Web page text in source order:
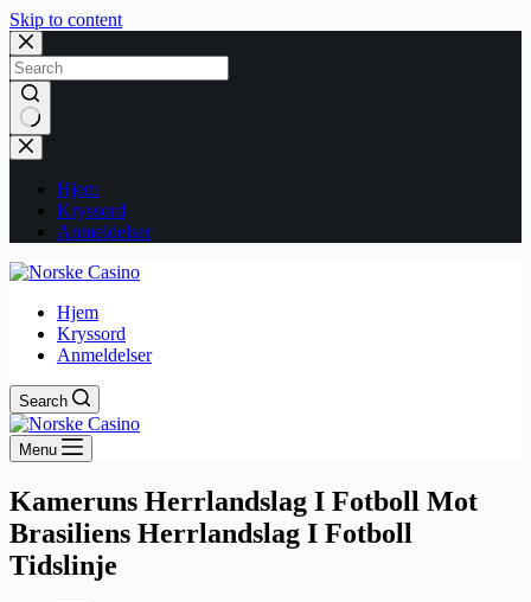
Skip to content
No
results
Hjem
Kryssord
Anmeldelser
Hjem
Kryssord
Anmeldelser
Search
Menu
Kameruns Herrlandslag I Fotboll Mot
Brasiliens Herrlandslag I Fotboll
Tidslinje